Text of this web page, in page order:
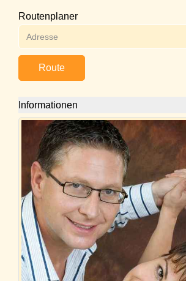
Routenplaner
Route
Informationen